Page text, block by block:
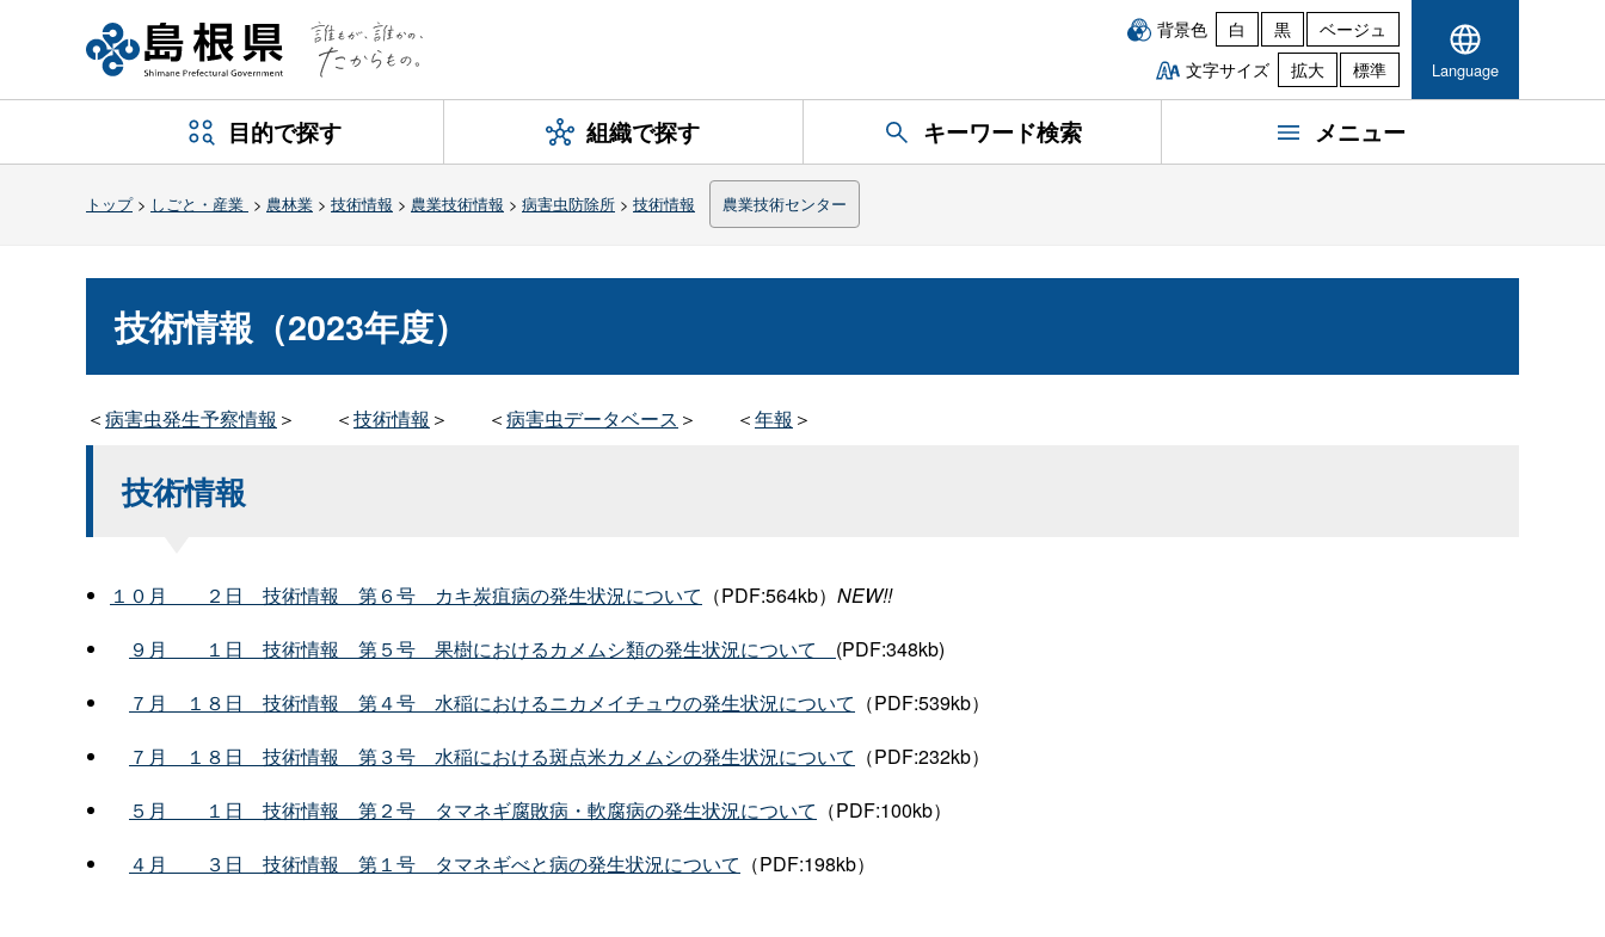
背景色 白 黒
ベージュ
文字サイズ
拡大 標準 Language
目的で探す 組織で探す キーワード検索 メニュー
トップ> しごと・産業 > 農林業 > 技術情報 > 農業技術情報 > 病害虫防除所 > 技術情報 農業技術センター
技術情報（2023年度）
＜病害虫発生予察情報 ＞ ＜技術情報 ＞ ＜病害虫データベース ＞ ＜年報 ＞
技術情報
１０ 月 ２ 日 技術情報 第６号 カキ炭疽病の発生状況について （PDF:564kb） NEW!!
９ 月 １ 日 技術情報 第５号 果樹におけるカメムシ類の発生状況について (PDF:348kb)
７ 月 １８ 日 技術情報 第４号 水稲におけるニカメイチュウの発生状況について （PDF:539kb）
７ 月 １８ 日 技術情報 第３号 水稲における斑点米カメムシの発生状況について （PDF:232kb）
５ 月 １ 日 技術情報 第２号 タマネギ腐敗病・軟腐病の発生状況について （PDF:100kb）
４ 月 ３ 日 技術情報 第１号 タマネギべと病の発生状況について （PDF:198kb）